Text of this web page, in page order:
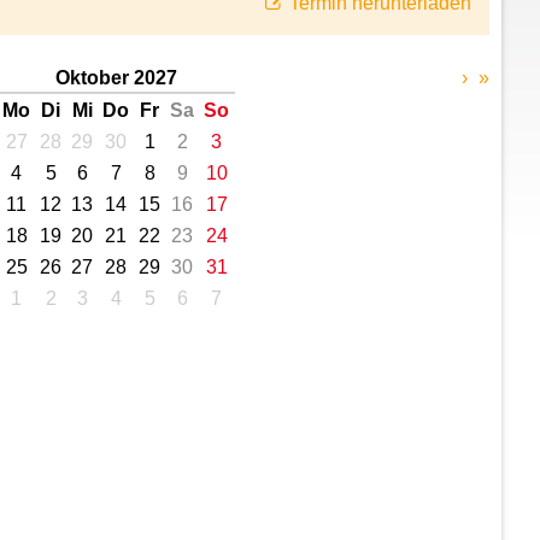
Oktober 2027
Mo
Di Mi Do Fr Sa So
27
28 29 30 1 2
3
4
5 6 7 8 9
10
11
12 13 14 15 16
17
18
19 20 21 22 23
24
25
26 27 28 29 30
31
1
2 3 4 5 6 7
› »